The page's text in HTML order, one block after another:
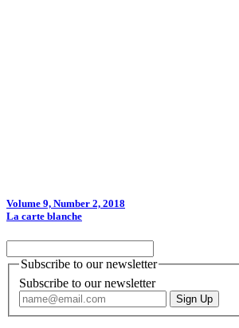
Volume 9, Number 2, 2018
La carte blanche
Subscribe to our newsletter
Subscribe to our newsletter